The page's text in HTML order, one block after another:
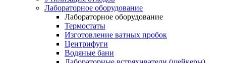
Лабораторное оборудование
Лабораторное оборудование
Термостаты
Изготовление ватных пробок
Центрифуги
Водяные бани